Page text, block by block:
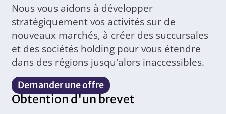
Nous vous aidons à développer
stratégiquement vos activités sur de
nouveaux marchés, à créer des succursales
et des sociétés holding pour vous étendre
dans des régions jusqu'alors inaccessibles.
Demander une offre
Obtention d'un brevet